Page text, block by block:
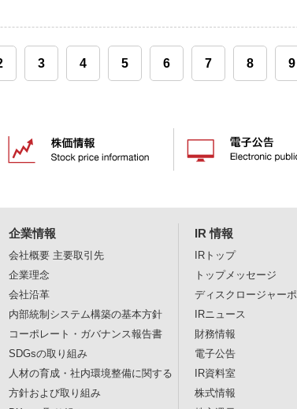
3 4 5 6 7 8 9
企業情報
会社概要 主要取引先
企業理念
会社沿革
内部統制システム構築の基本方針
コーポレート・ガバナンス報告書
SDGsの取り組み
人材の育成・社内環境整備に関する
方針および取り組み
IR 情報
IRトップ
トップメッセージ
ディスクロージャー
IRニュース
財務情報
電子公告
IR資料室
株式情報